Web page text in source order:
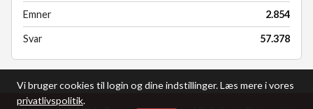
Emner 2.854
Svar 57.378
Vi bruger cookies til login og dine indstillinger. Læs mere i vores
privatlivspolitik.